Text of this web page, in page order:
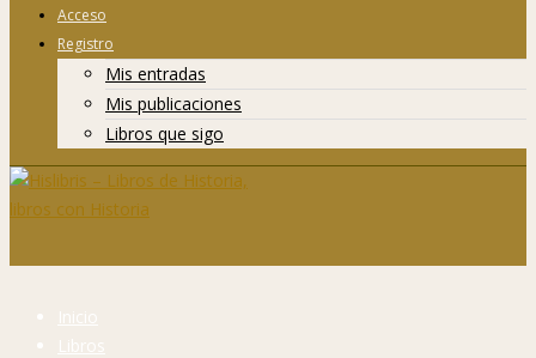
Acceso
Registro
Mis entradas
Mis publicaciones
Libros que sigo
Inicio
Libros